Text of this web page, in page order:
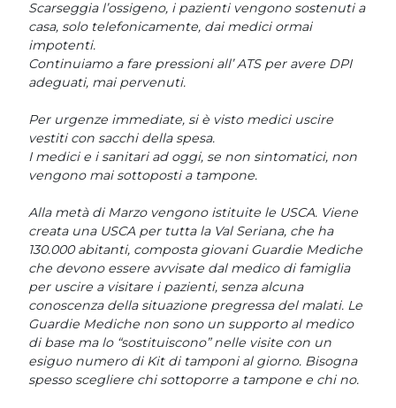
Scarseggia l’ossigeno, i pazienti vengono sostenuti a
casa, solo telefonicamente, dai medici ormai
impotenti.
Continuiamo a fare pressioni all’ ATS per avere DPI
adeguati, mai pervenuti.
Per urgenze immediate, si è visto medici uscire
vestiti con sacchi della spesa.
I medici e i sanitari ad oggi, se non sintomatici, non
vengono mai sottoposti a tampone.
Alla metà di Marzo vengono istituite le USCA. Viene
creata una USCA per tutta la Val Seriana, che ha
130.000 abitanti, composta giovani Guardie Mediche
che devono essere avvisate dal medico di famiglia
per uscire a visitare i pazienti, senza alcuna
conoscenza della situazione pregressa del malati. Le
Guardie Mediche non sono un supporto al medico
di base ma lo “sostituiscono” nelle visite con un
esiguo numero di Kit di tamponi al giorno. Bisogna
spesso scegliere chi sottoporre a tampone e chi no.